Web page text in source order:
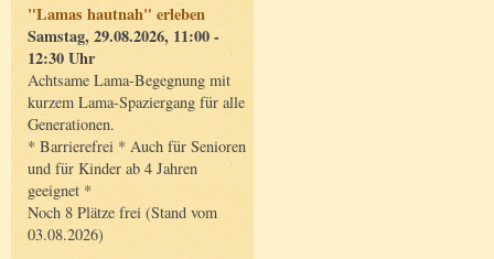
"Lamas hautnah" erleben
Samstag, 29.08.2026, 11:00 -
12:30 Uhr
Achtsame Lama-Begegnung mit
kurzem Lama-Spaziergang für alle
Generationen.
* Barrierefrei * Auch für Senioren
und für Kinder ab 4 Jahren
geeignet *
Noch 8 Plätze frei (Stand vom
03.08.2026)